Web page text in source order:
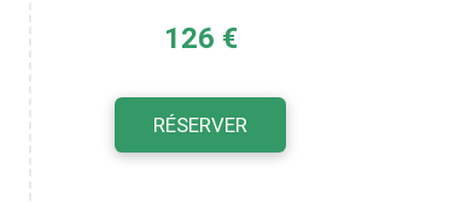
126 €
RÉSERVER